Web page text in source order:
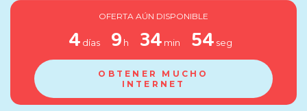
OFERTA AÚN DISPONIBLE
4 días 9 h 34 min 52 seg
OBTENER MUCHO
INTERNET